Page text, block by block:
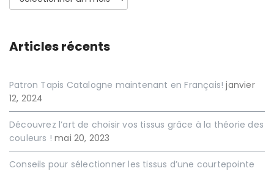
Articles récents
Patron Tapis Catalogne maintenant en Français! janvier
12, 2024
Découvrez l’art de choisir vos tissus grâce à la théorie des
couleurs ! mai 20, 2023
Conseils pour sélectionner les tissus d’une courtepointe